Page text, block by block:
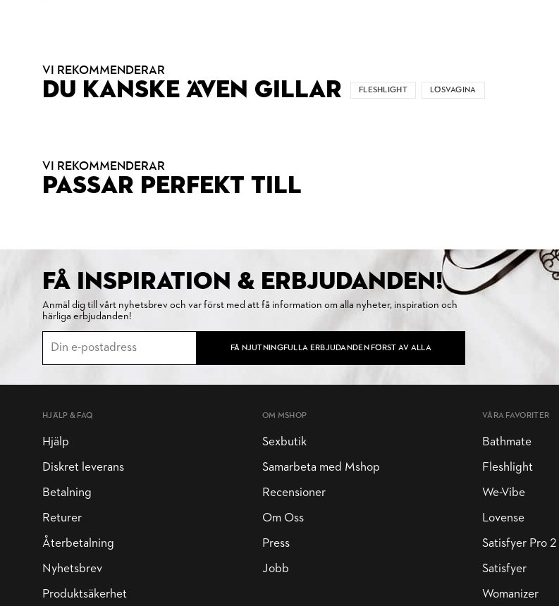
VI REKOMMENDERAR
DU KANSKE ÄVEN GILLAR FLESHLIGHT LÖSVAGINA
VI REKOMMENDERAR
PASSAR PERFEKT TILL
FÅ INSPIRATION & ERBJUDANDEN!
Anmäl dig till vårt nyhetsbrev och var först med att få information om alla nyheter, inspiration och
härliga erbjudanden!
FÅ NJUTNINGFULLA ERBJUDANDEN FÖRST AV ALLA
HJÄLP & FAQ
Hjälp
Diskret leverans
Betalning
Returer
Återbetalning
Nyhetsbrev
Produktsäkerhet
OM MSHOP
Sexbutik
Samarbeta med Mshop
Recensioner
Om Oss
Press
Jobb
VÅRA FAVORITER
Bathmate
Fleshlight
We-Vibe
Lovense
Satisfyer Pro 2
Satisfyer
Womanizer